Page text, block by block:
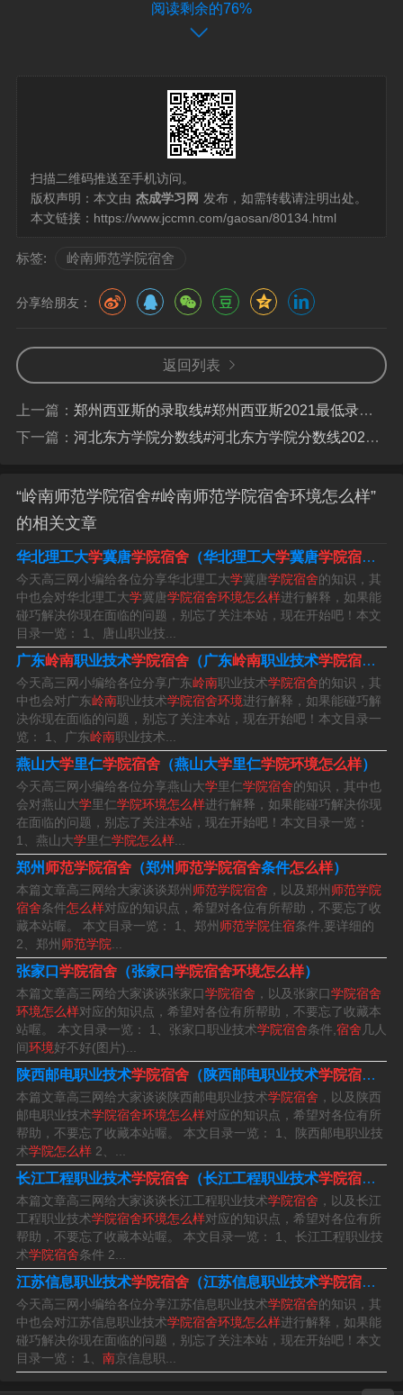
4、好。根据查询岭南师范学院官网得知，生物科学就业前
医疗器械公司。生物科学专业毕业生还可以选择继续深
造，攻读硕士或博士学位，从事科研或教育相关的职业。
这将提供更广阔的发展机会。
范学院舞蹈专业就业率在87%，2021年岭南师范学院舞蹈
专业就业率在79%。大多数都是从事教学工作，也有部分
学生自己创业，开设舞蹈班等。岭南师范学院，简称岭南
由广东省教育厅主管的公办普通高等学校。
岭南师范学院基础教育学院北校区男生宿舍怎
么样
2、北校区坏境还可以，不会很吵，因为不近县中心.校区
不大，宿舍有三栋，一栋是三区学生公寓，住六个人，六
张床全部都在一边，另一边是六张桌子和书架；一栋是一
区学生公寓，不太清楚，坏境就没有三区好，当然格也会
比三区便宜；我是住在二区学生公寓的，住的是十个人，
宿舍每人都有一个小柜子。
3、空调电扇齐上阵岭师的每一间宿舍都配备了空调和电
扇，在一定情况下也是节省了电费，回到宿舍后也可以尽
情享受清凉哦。喝水很方便每间寝室都配有饮水机，饮用
桶装水需购买水票，水票可到昌明苑楼下的水厂购买，也
可在水厂人员送水时购买。一般以宿舍为单位购买水票，
每桶5元。
4、岭南师范学院宿舍很好。岭南师范学院宿舍条件良好。
学院提供舒适、安全的宿舍环境，宿舍楼设施齐全，配备
了基本的生活设施和学习设备。宿舍楼内有公共区域供学
生休闲和社交，同时也提供24小时的安保服务，确保学生
的安全。学院还注重宿舍管理，定期进行卫生清洁和设施
维护，为学生提供一个整洁、舒适的居住环境。
5、男生只有一栋宿舍楼是上床下桌 ，女生大多数都是上
床下桌 ，也有部分是上下床，主要看你是什么专业分配到
哪一栋宿舍楼哦，热水的话是需要买热水卡在走廊拿桶打
热水的， 只有一栋新建的宿舍楼是浴室有热水直供 。
6、岭南师范的宿舍满人是6人一宿舍，有的是上床下桌，
有的是上下床。宿舍时按照专业分配的。男生在旧区有一
栋宿舍楼是综合澡堂厕所的，不过住宿费基本是其他宿舍
的一半。1位于鸿园饭堂旁边，上尚勇苑旁边，也是湛师20
11年9刚竣工的宿舍。
阅读剩余的76%
扫描二维码推送至手机访问。
版权声明：本文由 杰成学习网 发布，如需转载请注明出处。
本文链接： https://www.jccmn.com/gaosan/80134.html
标签: 岭南师范学院宿舍
分享给朋友：
返回列表
上一篇： 郑州西亚斯的录取线#郑州西亚斯2021最低录取分数线
下一篇： 河北东方学院分数线#河北东方学院分数线2022专科
“岭南师范学院宿舍#岭南师范学院宿舍环境怎么样”
的相关文章
华北理工大学冀唐学院宿舍 （华北理工大学冀唐学院宿舍环境怎么样
今天高三网小编给各位分享华北理工大学冀唐学院宿舍的知识，其
中也会对华北理工大学冀唐学院宿舍环境怎么样进行解释，如果能
碰巧解决你现在面临的问题，别忘了关注本站，现在开始吧！本文
目录一览： 1、唐山职业技...
广东岭南职业技术学院宿舍 （广东岭南职业技术学院宿舍环境
今天高三网小编给各位分享广东岭南职业技术学院宿舍的知识，其
中也会对广东岭南职业技术学院宿舍环境进行解释，如果能碰巧解
决你现在面临的问题，别忘了关注本站，现在开始吧！本文目录一
览： 1、广东岭南职业技术...
燕山大学里仁学院宿舍 （燕山大学里仁学院环境怎么样）
今天高三网小编给各位分享燕山大学里仁学院宿舍的知识，其中也
会对燕山大学里仁学院环境怎么样进行解释，如果能碰巧解决你现
在面临的问题，别忘了关注本站，现在开始吧！本文目录一览：
1、燕山大学里仁学院怎么样
郑州 师范学院宿舍 （郑州 师范学院宿舍条件怎么样）
本篇文章高三网给大家谈谈郑州 师范学院宿舍 ，以及郑州 师范学院
宿舍条件怎么样对应的知识点，希望对各位有所帮助，不要忘了收
藏本站喔。 本文目录一览： 1、郑州 师范学院住宿条件,要详细的
2、郑州 师范学院
张家口 学院宿舍 （张家口 学院宿舍环境怎么样）
本篇文章高三网给大家谈谈张家口学院宿舍 ，以及张家口学院宿舍
环境怎么样对应的知识点，希望对各位有所帮助，不要忘了收藏本
站喔。 本文目录一览： 1、张家口职业技术学院宿舍条件, 宿舍 几人
间环境好不好(图片)...
陕西邮电职业技术学院宿舍 （陕西邮电职业技术学院宿舍环境怎么样
本篇文章高三网给大家谈谈陕西邮电职业技术学院宿舍 ，以及陕西
邮电职业技术学院宿舍环境怎么样对应的知识点，希望对各位有所
帮助，不要忘了收藏本站喔。 本文目录一览： 1、陕西邮电职业技
术学院怎么样 2、...
长江工程职业技术学院宿舍 （长江工程职业技术学院宿舍环境怎么样
本篇文章高三网给大家谈谈长江工程职业技术学院宿舍 ，以及长江
工程职业技术学院宿舍环境怎么样对应的知识点，希望对各位有所
帮助，不要忘了收藏本站喔。 本文目录一览： 1、长江工程职业技
术学院宿舍条件 2...
江苏信息职业技术学院宿舍 （江苏信息职业技术学院宿舍环境怎么样
今天高三网小编给各位分享江苏信息职业技术学院宿舍的知识，其
中也会对江苏信息职业技术学院宿舍环境怎么样进行解释，如果能
碰巧解决你现在面临的问题，别忘了关注本站，现在开始吧！本文
目录一览： 1、 南京信息职...